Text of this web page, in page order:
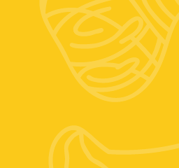
Seguici sui social
Instagram
Facebook